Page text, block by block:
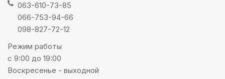
063-610-73-85
066-753-94-66
098-827-72-12
Режим работы
с 9:00 до 19:00
Воскресенье - выходной